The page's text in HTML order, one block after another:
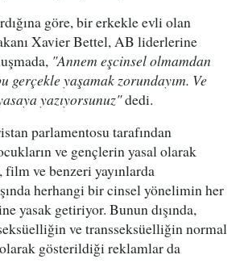
göre, bir erkekle evli olan
Xavier Bettel, AB liderlerine
"Annem eşcinsel olmamdan
gerçekle yaşamak zorundayım. Ve
yazıyorsunuz"dedi.
parlamentosu tarafından
ve gençlerin yasal olarak
ve benzeri yayınlarda
herhangi bir cinsel yönelimin her
yasak getiriyor. Bunun dışında,
ve transseksüelliğin normal
olarak gösterildiği reklamlar da